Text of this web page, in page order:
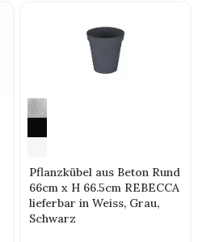
Pflanzkübel aus Beton Rund
66cm x H 66.5cm REBECCA
lieferbar in Weiss, Grau,
Schwarz